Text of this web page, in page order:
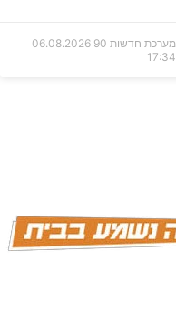
מערכת חדשות 90
06.08.2026
17:34